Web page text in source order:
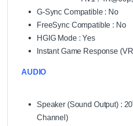
G-Sync Compatible : No
FreeSync Compatible : No
HGIG Mode : Yes
Instant Game Response
AUDIO
Speaker (Sound Output) :
Channel)